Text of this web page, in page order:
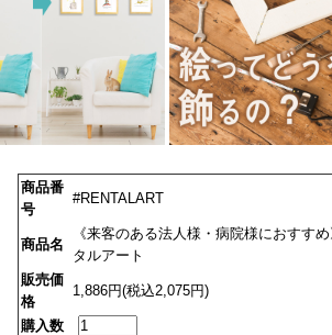
商品番
号
#RENTALART
商品名
《来客のある法人様・病院様におすす
タルアート
販売価
格
1,886円(税込2,075円)
購入数